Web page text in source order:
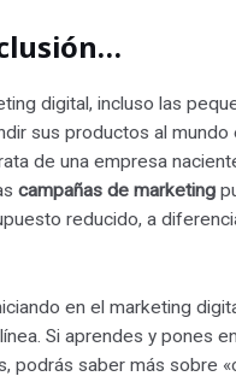
digital, incluso las
sus productos al mundo
de una empresa
campañas de marketing
reducido, a
en el marketing
Si aprendes y pones
podrás saber más sobre